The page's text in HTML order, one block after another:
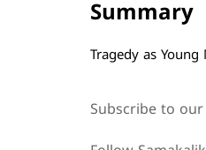
Summary
Tragedy as
Subscribe to our